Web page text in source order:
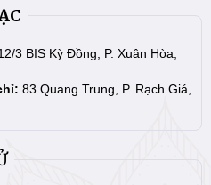
3 BIS Kỳ Đồng, P. Xuân Hòa,
83 Quang Trung, P. Rạch Giá,